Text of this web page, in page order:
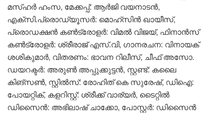
മസ്ഹര്‍ ഹംസ, മേക്കപ്പ്: ആര്‍ജി വയനാടന്‍,
എക്‌സി.പ്രൊഡ്യൂസര്‍: മൊഹ്‌സിന്‍ ഖായീസ്,
പ്രൊഡക്ഷന്‍ കണ്‍ട്രോളര്‍: വിമല്‍ വിജയ്, ഫിനാന്‍സ്
കണ്‍ട്രോളര്‍: ശ്രീരാജ് എസ്.വി, ഗാനരചന: വിനായക്
ശശികുമാര്‍, വിതരണം: ഭാവന റിലീസ്, ചീഫ് അസോ.
ഡയറക്ടര്‍: അരുണ്‍ അപ്പുക്കുട്ടന്‍, സ്റ്റണ്ട്: കലൈ
കിങ്‌സണ്‍, സ്റ്റില്‍സ്: രോഹിത് കെ സുരേഷ്, ഡിഐ:
പോയറ്റിക്, കളറിസ്റ്റ്: ശ്രീക്ക് വാര്യര്‍, ടൈറ്റില്‍
ഡിസൈന്‍: അഭിലാഷ് ചാക്കോ, പോസ്റ്റര്‍: ഡിസൈന്‍